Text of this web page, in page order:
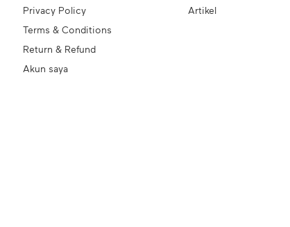
Privacy Policy
Terms & Conditions
Return & Refund
Akun saya
Artikel